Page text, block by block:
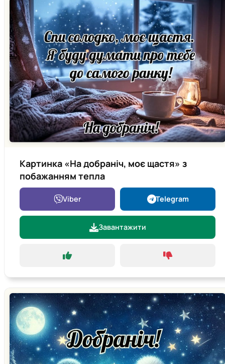
Картинка «На добраніч, моє щастя» з
побажанням тепла
Viber Telegram
Завантажити